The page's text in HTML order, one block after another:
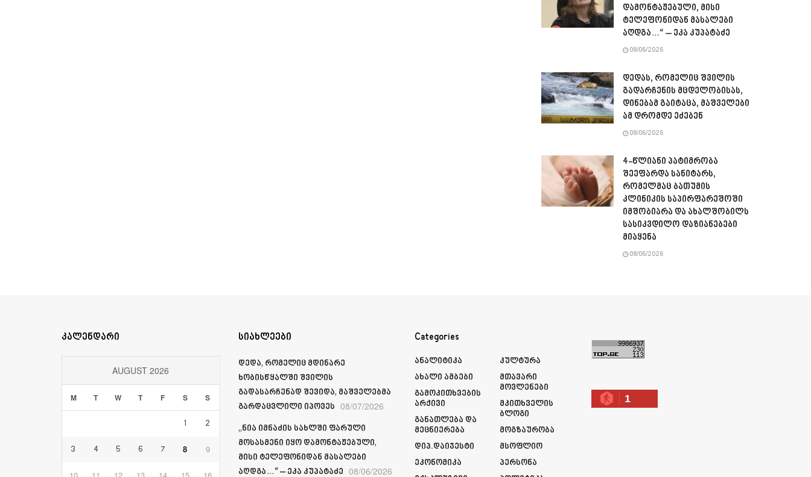
დამონტაჟებული, მისი
ტელეფონიდან მასალები
აღდგა…“ – ეკა კუპატაძე
08/06/2026
დედას, რომელიც შვილის
გადარჩენის მცდელობისას,
დინებამ გაიტაცა, მაშველები
ამ დრომდე ეძებენ
08/06/2026
4-წლიანი პატიმრობა
შეეფარდა სანიტარს,
რომელმაც ბათუმის
კლინიკის საპირფარეშოში
იმშობიარა და ახალშობილს
სასიკვდილო დაზიანებები
მიაყენა
08/06/2026
კალენდარი
AUGUST 2026
M T W T F S S
1 2
3 4 5 6 7 8 9
10 11 12 13 14 15 16
სიახლეები
დედა, რომელიც მდინარე
ხობისწყალში შვილის
გადასარჩენად შევიდა, მაშველებმა
გარდაცვლილი იპოვეს 08/07/2026
„ნია იმნაძის სახლში ფარული
მოსასმენი იყო დამონტაჟებული,
მისი ტელეფონიდან მასალები
აღდგა…“ – ეკა კუპატაძე 08/06/2026
Categories
Ანალიტიკა
Ახალი Ამბები
Გამოკითხვების
Არქივი
Განათლება Და
Მეცნიერება
Დიპ.დაიჯესტი
Ეკონომიკა
Კულტურა
Მთავარი
Მოვლენები
Მკითხველის
Ბლოგი
Მოგზაურობა
Მსოფლიო
Პერსონა
1